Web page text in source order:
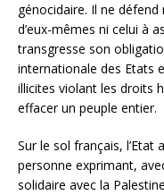
génocidaire. Il ne
d’eux-mêmes ni celui à
transgresse son
internationale des Etats
illicites violant les droits
effacer un peuple entier.
Sur le sol français,
personne exprimant,
solidaire avec la